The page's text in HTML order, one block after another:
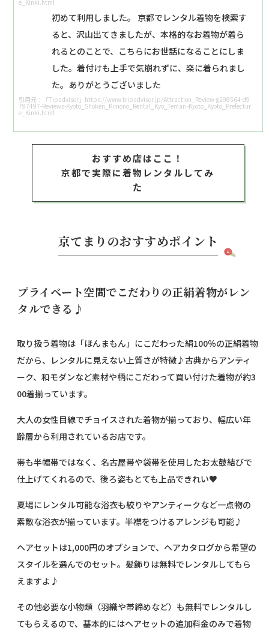
e_Kinki.html
初めて利用しました。 京都でレンタル着物を検索す
ると、沢山出てきましたが、本格的なお着物が着ら
れるとのことで、こちらにお世話になることにしま
した。着付けも上手で気崩れずに、楽に着られまし
た。ありがとうございました
引用元：「Tipadvisor」https://www.tripadvisor.jp/Attraction_Review-g298564-d9
797497-Reviews-Kyoto_Shoken_Kimono_Rental_Kyo_Temari-Kyoto_Kyoto_Prefectur
e_Kinki.html
おすすめ店はここ！
京都で実際に着物レンタルしてみ
た
京てまりのおすすめポイント
プライベート空間でこだわりの正絹着物がレン
タルできる♪
取り扱う着物は「ほんまもん」にこだわった絹100％の正絹着物
だから、レンタルに見えない上質さが特徴♪古典からアンティ
ーク、和モダンなど素材や柄にこだわって買い付けた着物が約3
00着揃っています。
大人の女性目線でチョイスされた着物が揃っており、幅広い年
齢層から利用されているお店です。
帯も半幅帯ではなく、名古屋帯や袋帯を使用したお太鼓結びで
仕上げてくれるので、後ろ姿もとても上品できれい♥
夏場にレンタル可能な浴衣も絞りやアンティークなど一点物の
素敵な浴衣が揃っています。半襟をつけるアレンジも可能♪
ヘアセットは1,000円のオプションで、ヘアカタログから希望の
スタイルを選んでのセット。髪飾りは無料でレンタルしてもら
えますよ♪
その他必要な小物類（羽織や帯締めなど）も無料でレンタルし
てもらえるので、基本的にはヘアセットの追加料金のみで着物